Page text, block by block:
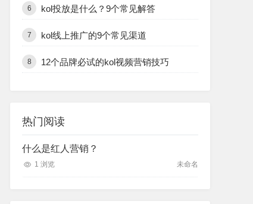
6 kol投放是什么？9个常见解答
7 kol线上推广的9个常见渠道
8 12个品牌必试的kol视频营销技巧
热门阅读
什么是红人营销？
1 浏览 未命名